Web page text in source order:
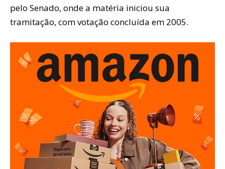
pelo Senado, onde a matéria iniciou sua
tramitação, com votação concluída em 2005.